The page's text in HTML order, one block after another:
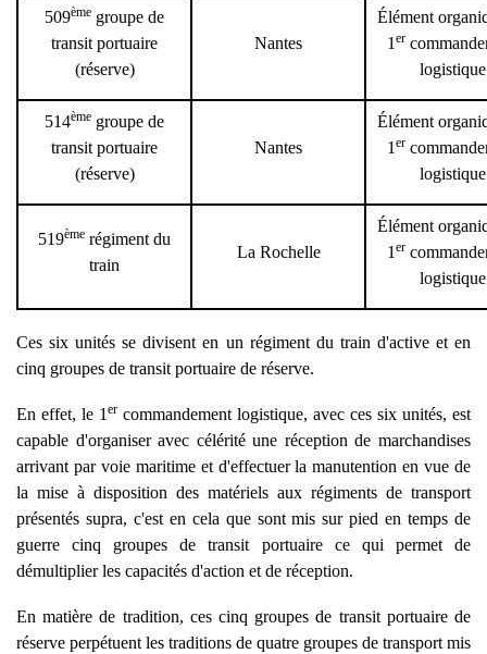
509ème groupe de
transit portuaire
(réserve)
Nantes
Élément
1 er
logistique
514ème groupe de
transit portuaire
(réserve)
Nantes
Élément
1 er
logistique
519ème régiment du
train
La Rochelle
Élément
1 er
logistique
Ces six unités se divisent en un régiment du train d'active et en
cinq groupes de transit portuaire de réserve.
En effet, le 1 er commandement logistique, avec ces six unités, est
capable d'organiser avec célérité une réception de marchandises
arrivant par voie maritime et d'effectuer la manutention en vue de
la mise à disposition des matériels aux régiments de transport
présentés supra, c'est en cela que sont mis sur pied en temps de
guerre cinq groupes de transit portuaire ce qui permet de
démultiplier les capacités d'action et de réception.
En matière de tradition, ces cinq groupes de transit portuaire de
réserve perpétuent les traditions de quatre groupes de transport mis